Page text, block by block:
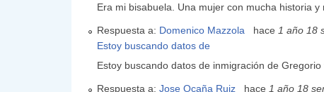
Era mi bisabuela. Una mujer con mucha historia
Respuesta a: Domenico Mazzola hace 1 año 18
Estoy buscando datos de
Estoy buscando datos de inmigración de
Respuesta a: Jose Ocaña Ruiz hace 1 año 18